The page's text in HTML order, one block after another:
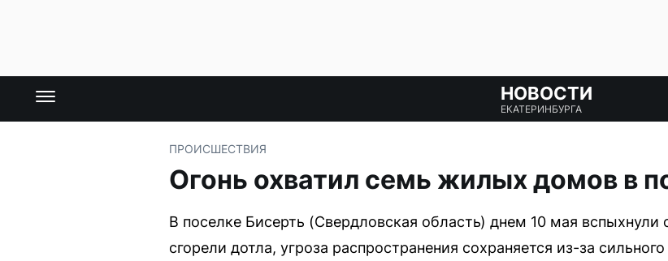
НОВОСТИ
ЕКАТЕРИНБУРГА
ПРОИСШЕСТВИЯ
Огонь охватил семь жилых домов в
В поселке Бисерть (Свердловская область) днем 10 мая
сгорели дотла, угроза распространения сохраняется из-за сильного